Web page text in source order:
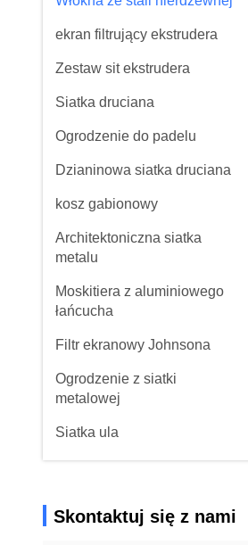
ekran filtrujący ekstrudera
Zestaw sit ekstrudera
Siatka druciana
Ogrodzenie do padelu
Dzianinowa siatka druciana
kosz gabionowy
Architektoniczna siatka
metalu
Moskitiera z aluminiowego
łańcucha
Filtr ekranowy Johnsona
Ogrodzenie z siatki
metalowej
Siatka ula
Skontaktuj się z nami